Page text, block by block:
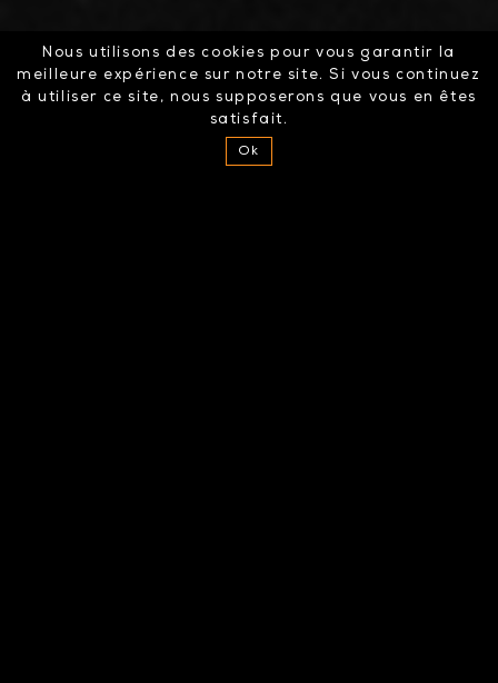
Nous utilisons des cookies pour vous garantir la
meilleure expérience sur notre site. Si vous continuez
à utiliser ce site, nous supposerons que vous en êtes
satisfait.
Ok